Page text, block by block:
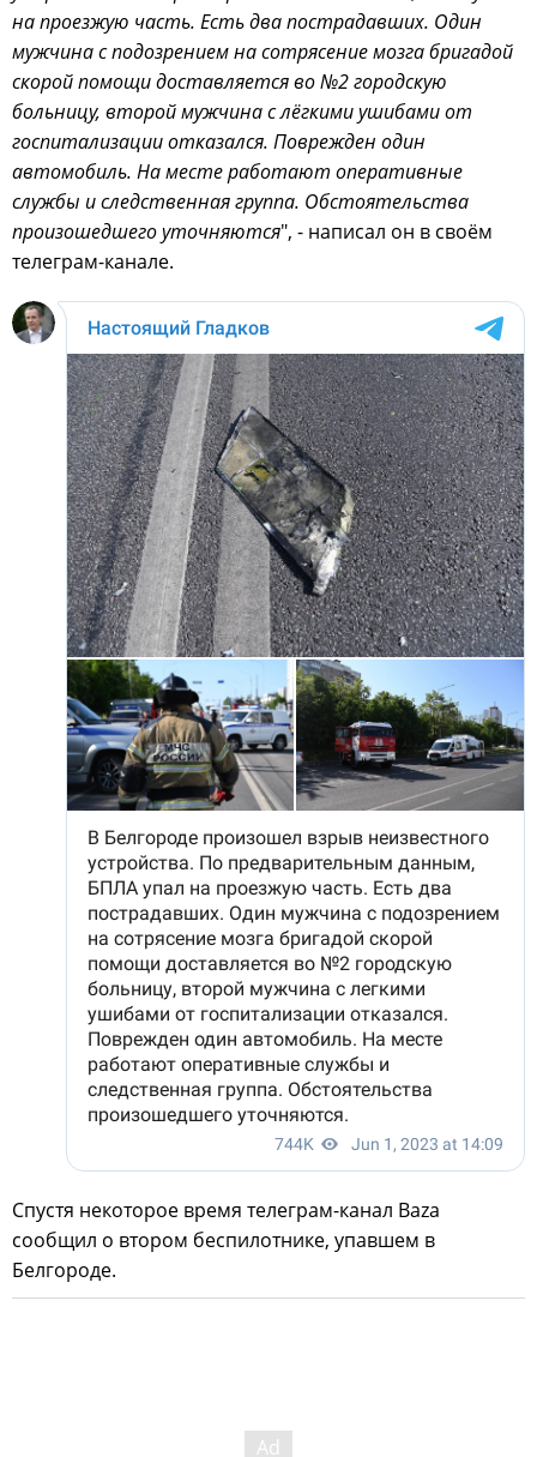
на проезжую часть. Есть два пострадавших. Один
мужчина с подозрением на сотрясение мозга бригадой
скорой помощи доставляется во №2 городскую
больницу, второй мужчина с лёгкими ушибами от
госпитализации отказался. Поврежден один
автомобиль. На месте работают оперативные
службы и следственная группа. Обстоятельства
произошедшего уточняются", - написал он в своём
телеграм-канале.
Спустя некоторое время телеграм-канал Baza
сообщил о втором беспилотнике, упавшем в
Белгороде.